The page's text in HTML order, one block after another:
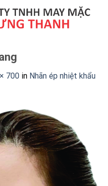
700 in Nhãn ép nhiệt khẩu